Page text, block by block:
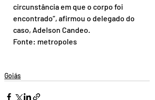
circunstância em que o corpo foi
encontrado”, afirmou o delegado do
caso, Adelson Candeo.
Fonte: metropoles
Goiás